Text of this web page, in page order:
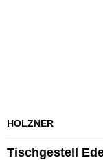
HOLZNER
Tischgestell